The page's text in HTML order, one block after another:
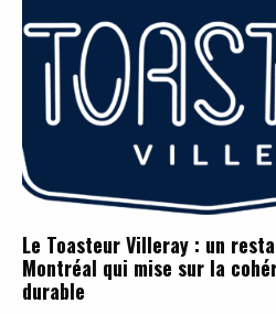
Le Toasteur Villeray : un
Montréal qui mise sur la
durable